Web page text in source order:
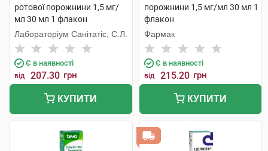
ротової порожнини 1,5 мг/
мл 30 мл 1 флакон
Лабораторіум Санітатіс, С.Л.
Є в наявності
від 207.30 грн
КУПИТИ
порожнини 1,5 мг/мл 30 мл 1
флакон
Фармак
Є в наявності
від 215.20 грн
КУПИТИ